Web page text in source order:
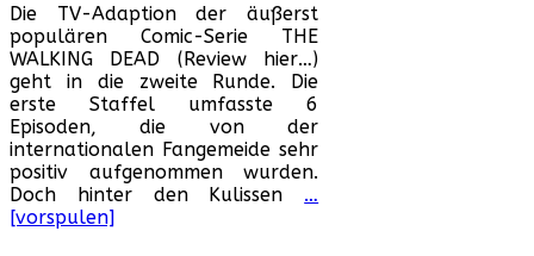
Die TV-Adaption der äußerst
populären Comic-Serie THE
WALKING DEAD (Review hier…)
geht in die zweite Runde. Die
erste Staffel umfasste 6
Episoden, die von der
internationalen Fangemeide sehr
positiv aufgenommen wurden.
Doch hinter den Kulissen …
[vorspulen]